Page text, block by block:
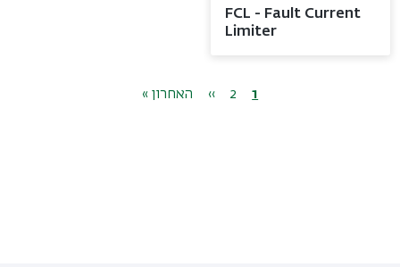
FCL - Fault Current
Limiter
דף
1
Page
2
הדף
››
הדף
האחרון »